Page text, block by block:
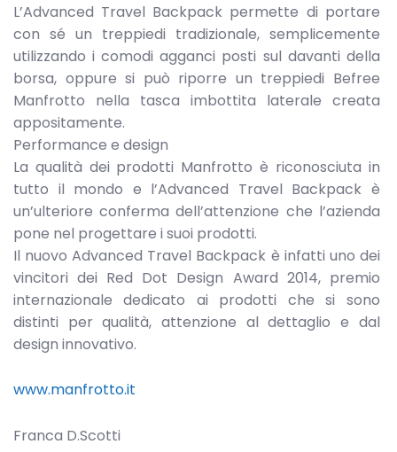
L’Advanced Travel Backpack permette di portare
con sé un treppiedi tradizionale, semplicemente
utilizzando i comodi agganci posti sul davanti della
borsa, oppure si può riporre un treppiedi Befree
Manfrotto nella tasca imbottita laterale creata
appositamente.
Performance e design
La qualità dei prodotti Manfrotto è riconosciuta in
tutto il mondo e l’Advanced Travel Backpack è
un’ulteriore conferma dell’attenzione che l’azienda
pone nel progettare i suoi prodotti.
Il nuovo Advanced Travel Backpack è infatti uno dei
vincitori dei Red Dot Design Award 2014, premio
internazionale dedicato ai prodotti che si sono
distinti per qualità, attenzione al dettaglio e dal
design innovativo.
www.manfrotto.it
Franca D.Scotti